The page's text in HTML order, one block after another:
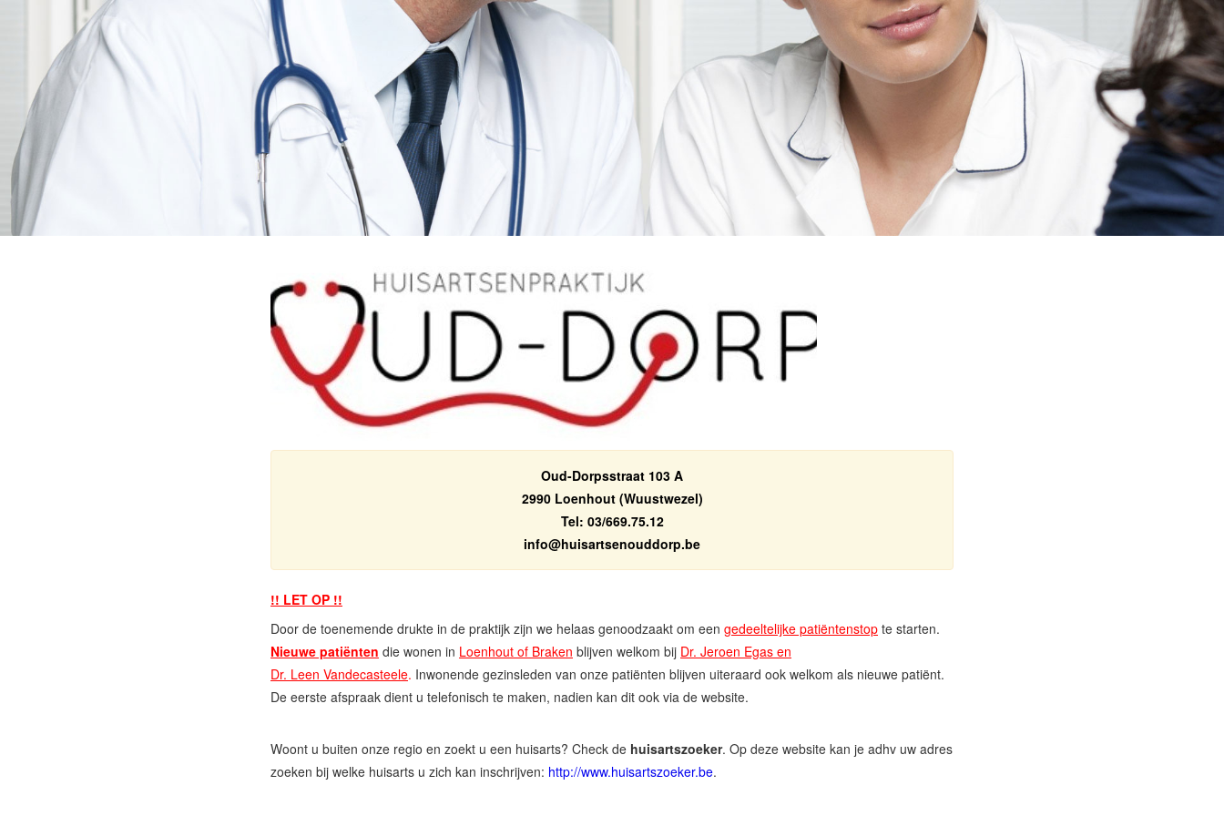
Oud-Dorpsstraat 103 A
2990 Loenhout (Wuustwezel)
Tel: 03/669.75.12
eb.prodduonestrasiuh@ofni
!! LET OP !!
Door de toenemende drukte in de praktijk zijn we helaas genoodzaakt om een gedeeltelijke patiëntenstop te starten.
Nieuwe patiënten die wonen in Loenhout of Braken blijven welkom bij Dr. Jeroen Egas en
Dr. Leen Vandecasteele. Inwonende gezinsleden van onze patiënten blijven uiteraard ook welkom als nieuwe patiënt.
De eerste afspraak dient u telefonisch te maken, nadien kan dit ook via de website.
Woont u buiten onze regio en zoekt u een huisarts? Check de huisartszoeker. Op deze website kan je adhv uw adres
zoeken bij welke huisarts u zich kan inschrijven: http://www.huisartszoeker.be.